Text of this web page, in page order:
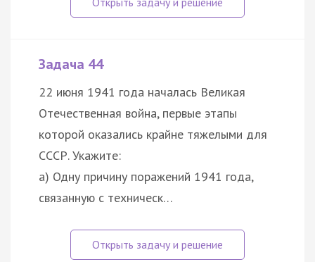
Задача 44
22 июня 1941 года началась Великая
Отечественная война, первые этапы
которой оказались крайне тяжелыми для
СССР. Укажите:
а) Одну причину поражений 1941 года,
связанную с техническ…